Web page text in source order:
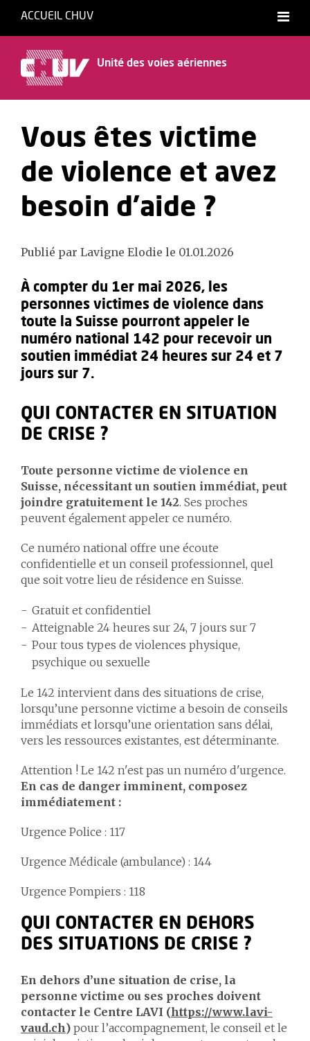
ACCUEIL CHUV
Unité des voies aériennes
Vous êtes victime
de violence et avez
besoin d'aide ?
Publié par Lavigne Elodie le 01.01.2026
À compter du 1er mai 2026, les
personnes victimes de violence dans
toute la Suisse pourront appeler le
numéro national 142 pour recevoir un
soutien immédiat 24 heures sur 24 et 7
jours sur 7.
QUI CONTACTER EN SITUATION
DE CRISE ?
Toute personne victime de violence en
Suisse, nécessitant un soutien immédiat, peut
joindre gratuitement le 142. Ses proches
peuvent également appeler ce numéro.
Ce numéro national offre une écoute
confidentielle et un conseil professionnel, quel
que soit votre lieu de résidence en Suisse.
Gratuit et confidentiel
Atteignable 24 heures sur 24, 7 jours sur 7
Pour tous types de violences physique,
psychique ou sexuelle
Le 142 intervient dans des situations de crise,
lorsqu’une personne victime a besoin de conseils
immédiats et lorsqu’une orientation sans délai,
vers les ressources existantes, est déterminante.
Attention ! Le 142 n'est pas un numéro d'urgence.
En cas de danger imminent, composez
immédiatement :
Urgence Police : 117
Urgence Médicale (ambulance) : 144
Urgence Pompiers : 118
QUI CONTACTER EN DEHORS
DES SITUATIONS DE CRISE ?
En dehors d’une situation de crise, la
personne victime ou ses proches doivent
contacter le Centre LAVI (https://www.lavi-
vaud.ch) pour l’accompagnement, le conseil et le